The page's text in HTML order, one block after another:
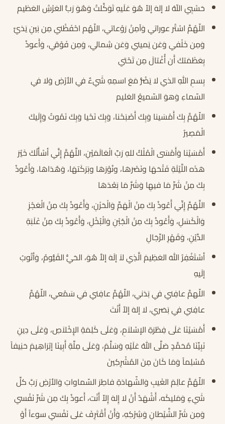
حَسْبِيَ اللّهُ لا إلهَ إلاّ هُوَ عَلَيهِ تَوَكَّلتُ وَهُوَ رَبُّ العَرْشِ العَظيم
اللّهُمَّ اسْتُر عوراتي وَآمِنْ رَوْعاتي، اللّهُم احْفَظْني مِن بَينِ يَدَيَّ
وَمِن خَلْفي وَعَن يَميني وَعَن شِمالي، وَمِن فَوْقي، وَأَعوذُ
بِعَظَمَتكَ أَن أُغْتالَ مِن تَحْتي
بِسمِ اللهِ الذي لا يَضُرُّ مَعَ اسمِهِ شَيءٌ في الأرْضِ وَلا في
السّماءِ وَهوَ السّميعُ العَليم
اللّهُمَّ بِكَ أَمْسَينا وَبِكَ أَصْبَحْنا، وَبِكَ نَحْيا وَبِكَ نَمُوتُ وَإِلَيكَ
الْمَصِيرُ
أَمْسَيْنا وَأَمْسَى الْمُلْكُ للهِ رَبِّ الْعَالَمَيْنِ، اللَّهُمَّ إِنَّي أسْأَلُكَ خَيْرَ
هَذَه اللَّيْلَةِ فَتْحَهَا ونَصْرَهَا، ونُوْرَهَا وبَرَكَتهَا، وَهُدَاهَا، وَأَعُوذُ
بِكَ مِنْ شَرِّ مَا فيهِا وَشَرَّ مَا بَعْدَهَا
اللَّهُمَّ إِنِّي أَعُوذُ بِكَ مِنْ الْهَمِّ وَالْحَزَنِ، وَأَعُوذُ بِكَ مِنْ الْعَجْزِ
وَالْكَسَلِ، وَأَعُوذُ بِكَ مِنْ الْجُبْنِ وَالْبُخْلِ، وَأَعُوذُ بِكَ مِنْ غَلَبَةِ
الدَّيْنِ، وَقَهْرِ الرِّجَالِ
أسْتَغْفِرُ اللهَ العَظِيمَ الَّذِي لاَ إلَهَ إلاَّ هُوَ، الحَيُّ القَيُّومُ، وَأتُوبُ
إلَيهِ
اللّهمَّ عافِني في بَدَني، اللّهُمَّ عافِني في سَمْعي، اللّهُمَّ
عافِني في بَصَري، لا إلهَ إلاّ أَنْتَ
أَمْسَيْنَا عَلَى فِطْرَةِ الإسْلاَمِ، وَعَلَى كَلِمَةِ الإِخْلاَصِ، وَعَلَى دِينِ
نَبِيِّنَا مُحَمَّدٍ صَلَّى اللهُ عَلَيْهِ وَسَلَّمَ، وَعَلَى مِلَّةِ أَبِينَا إبْرَاهِيمَ حَنِيفاً
مُسْلِماً وَمَا كَانَ مِنَ المُشْرِكِينَ
اللّهُمَّ عالِمَ الغَيبِ وَالشّهادَةِ فاطِرَ السّماواتِ وَالأرْضِ رَبَّ كلِّ
شَيءٍ وَمَليكَه، أَشْهَدُ أَنْ لا إِلهَ إِلاّ أَنْت، أَعوذُ بِكَ مِن شَرِّ نَفْسي
وَمِن شَرِّ الشَّيْطانِ وَشِرْكِهِ، وَأَنْ أَقْتَرِفَ عَلى نَفْسي سوءاً أَوْ